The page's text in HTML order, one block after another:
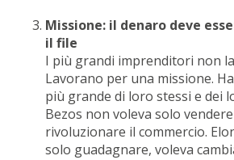
Missione: il denaro deve
il file
I più grandi imprenditori non
Lavorano per una missione.
più grande di loro stessi e dei
Bezos non voleva solo
rivoluzionare il commercio.
solo guadagnare, voleva